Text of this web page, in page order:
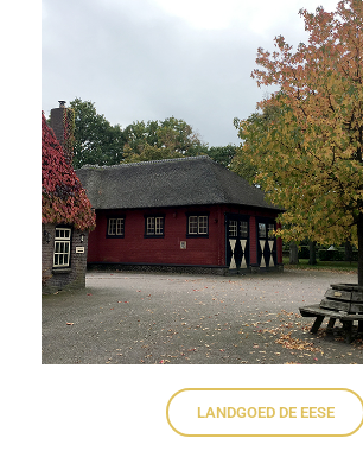
LANDGOED DE EESE